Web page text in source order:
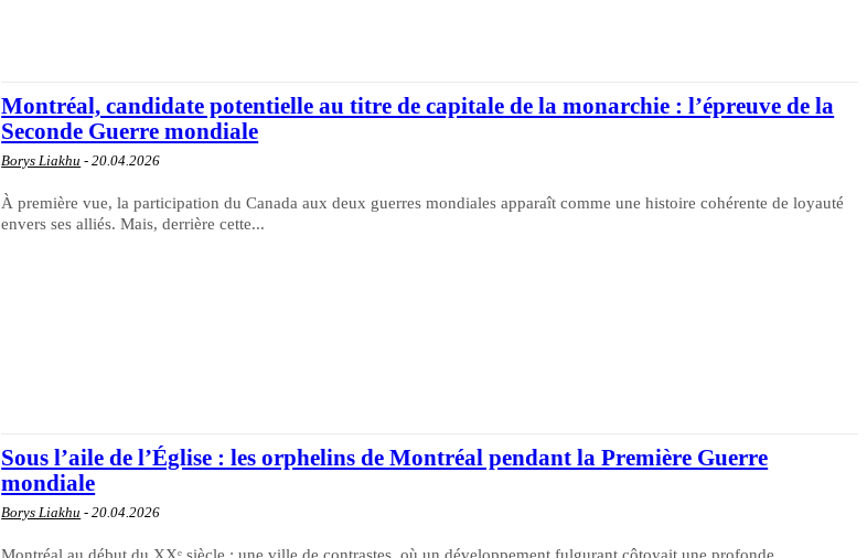
Montréal, candidate potentielle au titre de capitale de la monarchie : l’épreuve de la
Seconde Guerre mondiale
Borys Liakhu - 20.04.2026
À première vue, la participation du Canada aux deux guerres mondiales apparaît comme une histoire cohérente de loyauté
envers ses alliés. Mais, derrière cette...
Sous l’aile de l’Église : les orphelins de Montréal pendant la Première Guerre
mondiale
Borys Liakhu - 20.04.2026